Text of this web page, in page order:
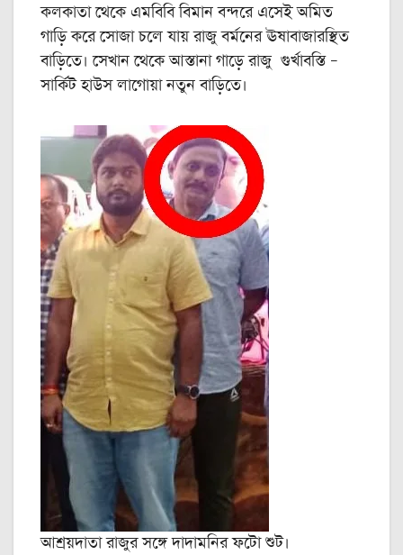
কলকাতা থেকে এমবিবি বিমান বন্দরে এসেই অমিত
গাড়ি করে সোজা চলে যায় রাজু বর্মনের ঊষাবাজারস্থিত
বাড়িতে। সেখান থেকে আস্তানা গাড়ে রাজু গুর্খাবস্তি –
সার্কিট হাউস লাগোয়া নতুন বাড়িতে।
আশ্রয়দাতা রাজুর সঙ্গে দাদামনির ফটো শুট।